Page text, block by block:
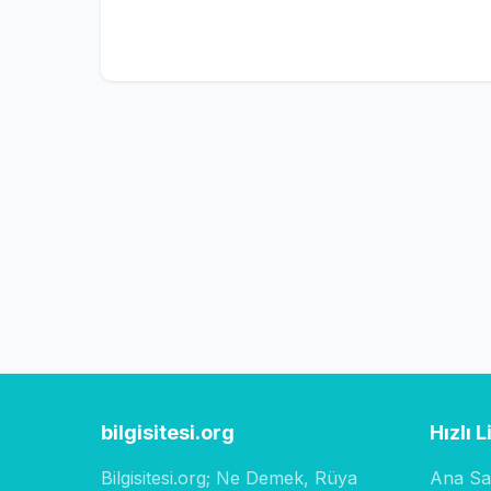
bilgisitesi.org
Bilgisitesi.org; Ne Demek, Rüya
Hızlı
Ana